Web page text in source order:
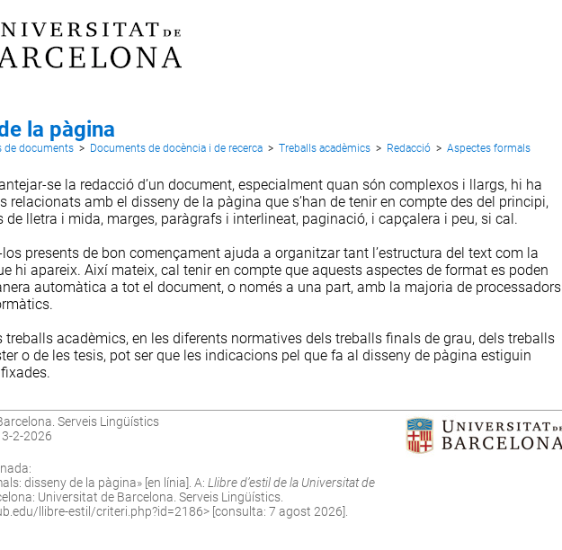
la pàgina
de documents > Documents de docència i de recerca > Treballs acadèmics > Redacció > Aspectes formals
se la redacció d’un document, especialment quan són complexos i llargs, hi ha
relacionats amb el disseny de la pàgina que s’han de tenir en compte des del principi,
de lletra i mida, marges, paràgrafs i interlineat, paginació, i capçalera i peu, si cal.
los presents de bon començament ajuda a organitzar tant l’estructura del text com la
hi apareix. Així mateix, cal tenir en compte que aquests aspectes de format es poden
automàtica a tot el document, o només a una part, amb la majoria de processadors
treballs acadèmics, en les diferents normatives dels treballs finals de grau, dels treballs
o de les tesis, pot ser que les indicacions pel que fa al disseny de pàgina estiguin
Serveis Lingüístics
2-2026
disseny de la pàgina» [en línia]. A: Llibre d’estil de la Universitat de
Universitat de Barcelona. Serveis Lingüístics.
llibre-estil/criteri.php?id=2186> [consulta: 7 agost 2026].